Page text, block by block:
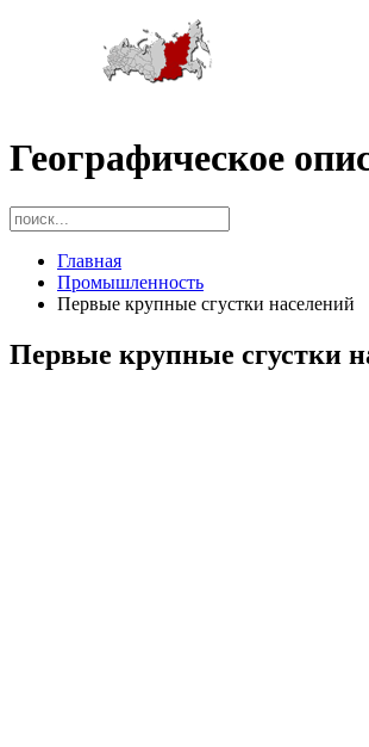
Географическое
Главная
Промышленность
Первые крупные сгустки населений
Первые крупные сгустки